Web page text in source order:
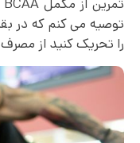
توصیه می کنم که در
را تحریک کنید از